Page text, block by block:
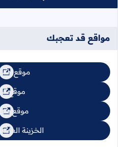
مواقع قد تعجبك
موقع
موقع
موقع Cnops
الخزينة